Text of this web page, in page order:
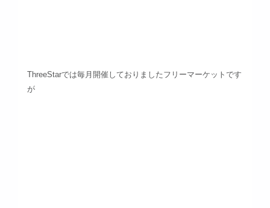
ThreeStarでは毎月開催しておりましたフリーマーケットです
が